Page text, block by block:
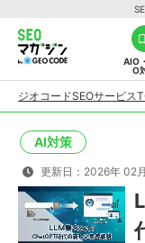
AIO
O
ジオコードSEOサービス
AI対策
更新日：2026年 02